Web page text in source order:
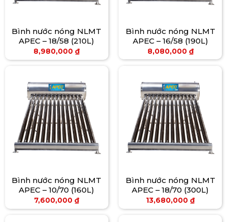
Bình nước nóng NLMT
APEC – 18/58 (210L)
8,980,000₫
Bình nước nóng NLMT
APEC – 16/58 (190L)
8,080,000 ₫
Bình nước nóng NLMT
APEC – 10/70 (160L)
7,600,000₫
Bình nước nóng NLMT
APEC – 18/70 (300L)
13,680,000₫